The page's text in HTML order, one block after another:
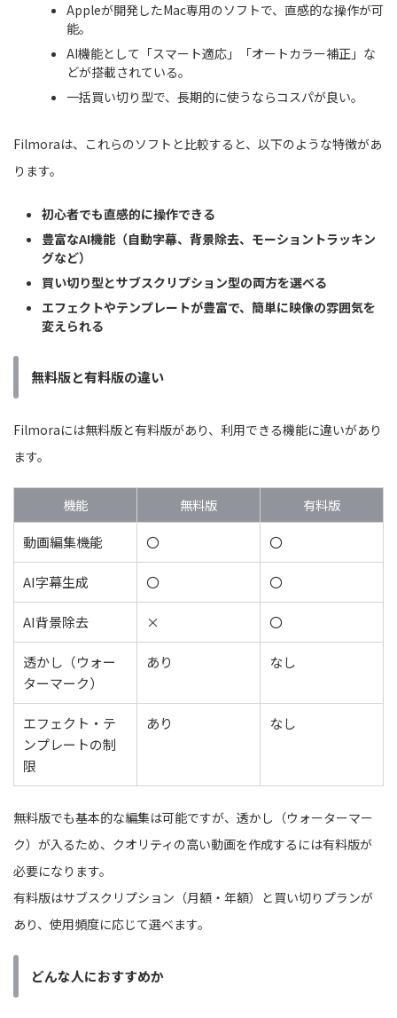
Appleが開発したMac専用のソフトで、直感的な操作が可
能。
AI機能として「スマート適応」「オートカラー補正」な
どが搭載されている。
一括買い切り型で、長期的に使うならコスパが良い。
Filmoraは、これらのソフトと比較すると、以下のような特徴があ
ります。
初心者でも直感的に操作できる
豊富なAI機能（自動字幕、背景除去、モーショントラッキン
グなど）
買い切り型とサブスクリプション型の両方を選べる
エフェクトやテンプレートが豊富で、簡単に映像の雰囲気を
変えられる
無料版と有料版の違い
Filmoraには無料版と有料版があり、利用できる機能に違いがあり
ます。
機能 無料版
有料版
動画編集機能
〇 〇
AI字幕生成 〇 〇
AI背景除去 × 〇
透かし（ウォー
ターマーク）
あり なし
エフェクト・テ
ンプレートの制
限
あり なし
無料版でも基本的な編集は可能ですが、透かし（ウォーターマー
ク）が入るため、クオリティの高い動画を作成するには有料版が
必要になります。
有料版はサブスクリプション（月額・年額）と買い切りプランが
あり、使用頻度に応じて選べます。
どんな人におすすめか